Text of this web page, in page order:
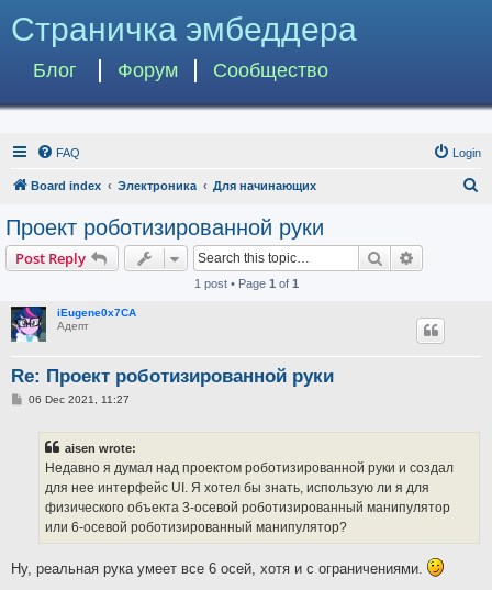
Страничка эмбеддера
Блог Форум Сообщество
FAQ Login
Board index Электроника Для начинающих
Проект роботизированной руки
Post Reply Search
1 post • Page 1 of 1
iEugene0x7CA
Адепт
Re: Проект роботизированной руки
P06 Dec 2021, 11:27
aisen wrote:
Недавно я думал над проектом роботизированной руки и создал
для нее интерфейс UI. Я хотел бы знать, использую ли я для
физического объекта 3-осевой роботизированный манипулятор
или 6-осевой роботизированный манипулятор?
Ну, реальная рука умеет все 6 осей, хотя и с ограничениями.